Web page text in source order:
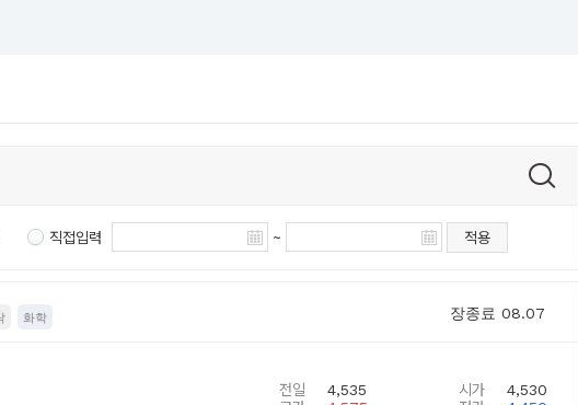
직접입력 ~ 적용
화학 장종료 08.07
전일
4,535
시가
4,530